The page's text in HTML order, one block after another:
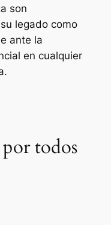
son
legado como
ante la
en cualquier
todos